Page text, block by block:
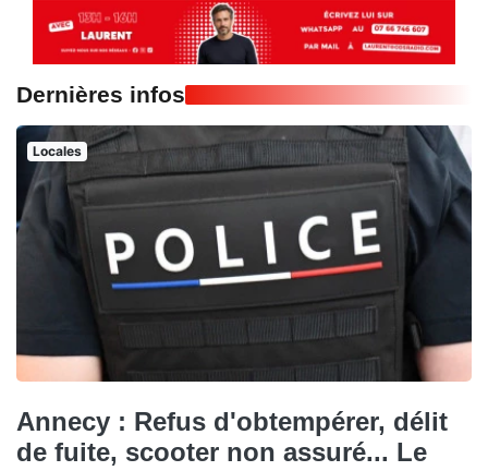
Dernières infos
Locales
Annecy : Refus d'obtempérer, délit
de fuite, scooter non assuré... Le